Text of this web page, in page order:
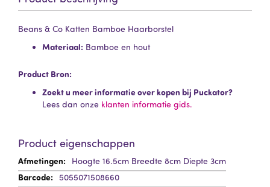
Beans & Co Katten Bamboe Haarborstel
Materiaal: Bamboe en hout
Product Bron:
Zoekt u meer informatie over kopen bij Puckator?
Lees dan onze klanten informatie gids.
Product eigenschappen
Meer
informatie
Hoogte 16.5cm Breedte 8cm Diepte 3cm
5055071508660